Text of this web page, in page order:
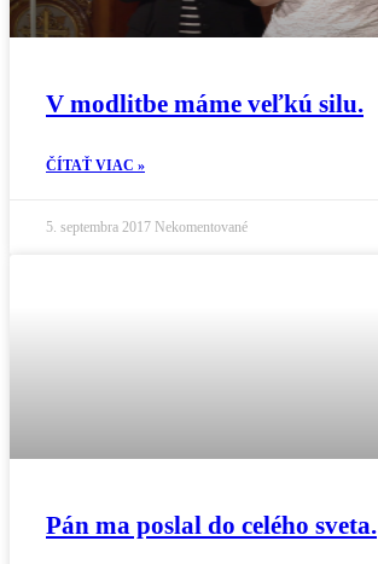
V modlitbe máme veľkú silu.
ČÍTAŤ VIAC »
5. septembra 2017 Nekomentované
Pán ma poslal do celého sveta.